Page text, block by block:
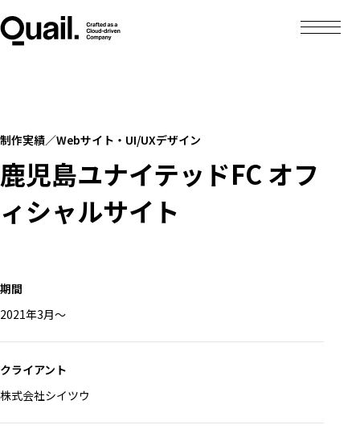
制作実績／Webサイト・UI/UXデザイン
鹿児島ユナイテッドFC オフ
ィシャルサイト
期間
2021年3月〜
クライアント
株式会社シイツウ